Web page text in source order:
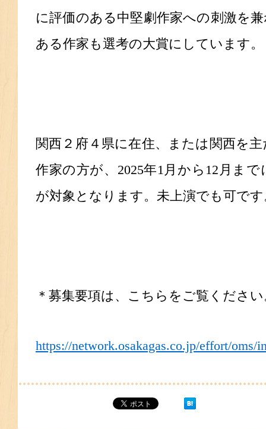
に評価のある中堅劇作家への刺激を
ある作家も選考の大賞にしています。
関西２府４県に在住、または関西を
作家の方が、2025年1月から12月ま
が対象となります。未上演でも可で
＊募集要項は、こちらをご覧くださ
https://network.osakagas.co.jp/effort/oms/